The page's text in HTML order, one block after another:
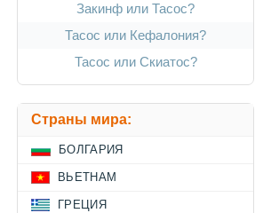
Закинф или Тасос?
Тасос или Кефалония?
Тасос или Скиатос?
Страны мира:
БОЛГАРИЯ
ВЬЕТНАМ
ГРЕЦИЯ